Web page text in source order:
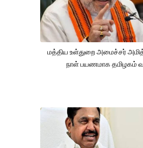
மத்திய உள்துறை அமைச்சர்
நாள் பயணமாக தமிழகம்